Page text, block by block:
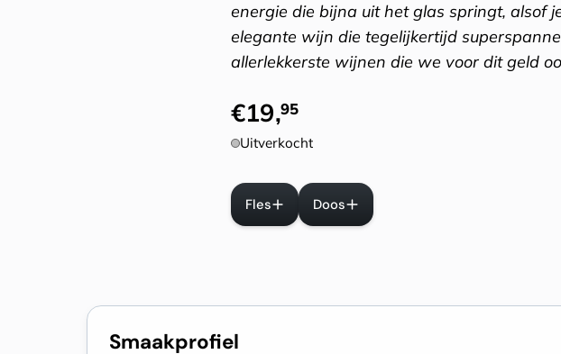
energie die bijna uit het glas springt, alsof
elegante wijn die tegelijkertijd
allerlekkerste wijnen die we voor dit geld
€19,95
Uitverkocht
Fles Doos
Smaakprofiel